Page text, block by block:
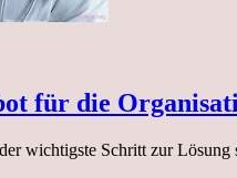
für die
wichtigste Schritt zur